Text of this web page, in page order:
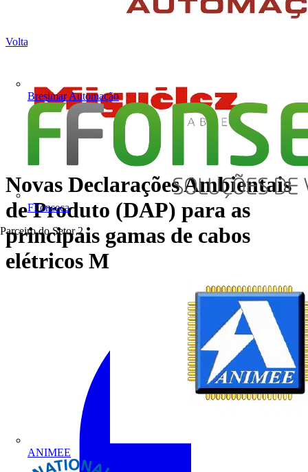
Bresimar Automação
FFonseca
Parceiro do Setor 2
ANIMEE
Voltar para Notícias
Novas Declarações Ambientais
de Produto (DAP) para as
principais gamas de cabos
elétricos MIGUÉLEZ